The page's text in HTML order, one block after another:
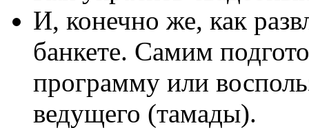
И, конечно же, как
банкете. Самим
программу или
ведущего (тамады).